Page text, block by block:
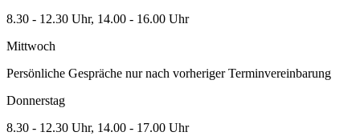
8.30 - 12.30 Uhr, 14.00 - 16.00 Uhr
Mittwoch
Persönliche Gespräche nur nach vorheriger Terminvereinbarung
Donnerstag
8.30 - 12.30 Uhr, 14.00 - 17.00 Uhr